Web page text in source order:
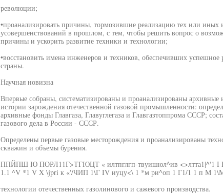
революции;
•проанализировать причины, тормозившие реализацию тех или иных
усовершенствований в прошлом, с тем, чтобы решить вопрос о
причины и ускорить развитие техники и технологии;
•восстановить имена инженеров и техников, обеспечивших
страны.
Научная новизна
Впервые собраны, систематизированы и проанализированы архивные
истории зарождения отечественной газовой промышленности:
архивные фонды Главгаза, Главуглегаза и Главгазтоппрома СССР;
газового дела в России - СССР.
Определены первые газовые месторождения и проанализированы
скважин и объемы бурения.
ППЙПШ Ю ПОРЛ11Г>ТГЮЦТ « илтпглгп-твуишюл^ив
1.1 ^V *1 V X \jpri к «'/ЧИП 1\Г IV иуцу<\ 1 *м ри^оп 1 Г1/1 1 п М
технологии отечественных газолинового и сажевого производства.